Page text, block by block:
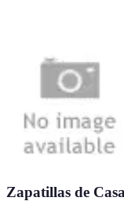
Zapatillas de